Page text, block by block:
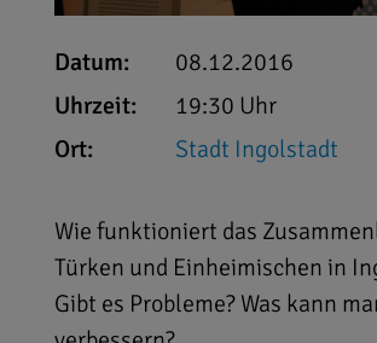
Datum:
08.12.2016
Uhrzeit:
19:30 Uhr
Ort:
Stadt Ingolstadt
Wie funktioniert das
Türken und Einheimischen in
Gibt es Probleme? Was kann